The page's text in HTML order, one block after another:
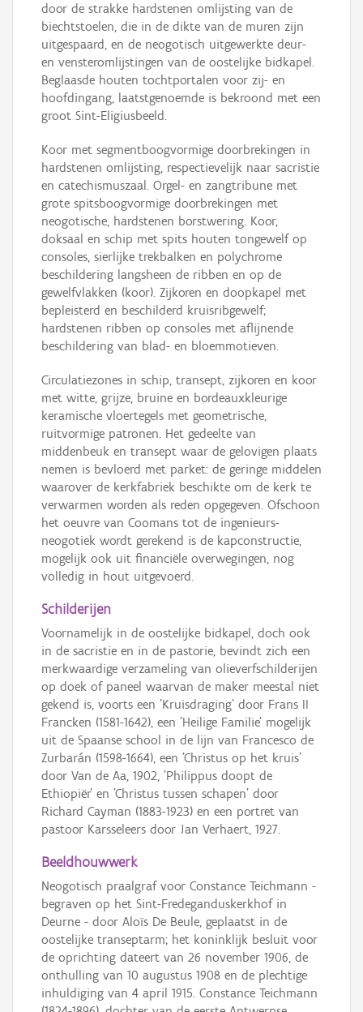
door de strakke hardstenen omlijsting van de
biechtstoelen, die in de dikte van de muren zijn
uitgespaard, en de neogotisch uitgewerkte deur-
en vensteromlijstingen van de oostelijke bidkapel.
Beglaasde houten tochtportalen voor zij- en
hoofdingang, laatstgenoemde is bekroond met een
groot Sint-Eligiusbeeld.
Koor met segmentboogvormige doorbrekingen in
hardstenen omlijsting, respectievelijk naar sacristie
en catechismuszaal. Orgel- en zangtribune met
grote spitsboogvormige doorbrekingen met
neogotische, hardstenen borstwering. Koor,
doksaal en schip met spits houten tongewelf op
consoles, sierlijke trekbalken en polychrome
beschildering langsheen de ribben en op de
gewelfvlakken (koor). Zijkoren en doopkapel met
bepleisterd en beschilderd kruisribgewelf;
hardstenen ribben op consoles met aflijnende
beschildering van blad- en bloemmotieven.
Circulatiezones in schip, transept, zijkoren en koor
met witte, grijze, bruine en bordeauxkleurige
keramische vloertegels met geometrische,
ruitvormige patronen. Het gedeelte van
middenbeuk en transept waar de gelovigen plaats
nemen is bevloerd met parket: de geringe middelen
waarover de kerkfabriek beschikte om de kerk te
verwarmen worden als reden opgegeven. Ofschoon
het oeuvre van Coomans tot de ingenieurs-
neogotiek wordt gerekend is de kapconstructie,
mogelijk ook uit financiële overwegingen, nog
volledig in hout uitgevoerd.
Schilderijen
Voornamelijk in de oostelijke bidkapel, doch ook
in de sacristie en in de pastorie, bevindt zich een
merkwaardige verzameling van olieverfschilderijen
op doek of paneel waarvan de maker meestal niet
gekend is, voorts een 'Kruisdraging' door Frans II
Francken (1581-1642), een 'Heilige Familie' mogelijk
uit de Spaanse school in de lijn van Francesco de
Zurbarán (1598-1664), een 'Christus op het kruis'
door Van de Aa, 1902, 'Philippus doopt de
Ethiopiër' en 'Christus tussen schapen' door
Richard Cayman (1883-1923) en een portret van
pastoor Karsseleers door Jan Verhaert, 1927.
Beeldhouwwerk
Neogotisch praalgraf voor Constance Teichmann -
begraven op het Sint-Fredeganduskerkhof in
Deurne - door Aloïs De Beule, geplaatst in de
oostelijke transeptarm; het koninklijk besluit voor
de oprichting dateert van 26 november 1906, de
onthulling van 10 augustus 1908 en de plechtige
inhuldiging van 4 april 1915. Constance Teichmann